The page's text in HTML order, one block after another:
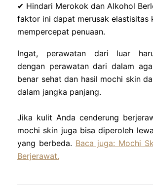
✔ Hindari Merokok dan Alkohol
faktor ini dapat merusak elastisitas
mempercepat penuaan.
Ingat, perawatan dari luar
dengan perawatan dari dalam
benar sehat dan hasil mochi skin
dalam jangka panjang.
Jika kulit Anda cenderung
mochi skin juga bisa diperoleh
yang berbeda. Baca juga: Mochi
Berjerawat.